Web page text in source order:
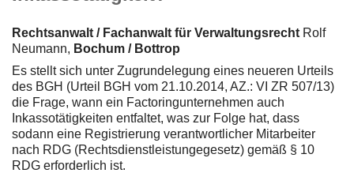
Rechtsanwalt / Fachanwalt für Verwaltungsrecht Rolf
Neumann, Bochum / Bottrop
Es stellt sich unter Zugrundelegung eines neueren Urteils
des BGH (Urteil BGH vom 21.10.2014, AZ.: VI ZR 507/13)
die Frage, wann ein Factoringunternehmen auch
Inkassotätigkeiten entfaltet, was zur Folge hat, dass
sodann eine Registrierung verantwortlicher Mitarbeiter
nach RDG (Rechtsdienstleistungegesetz) gemäß § 10
RDG erforderlich ist.